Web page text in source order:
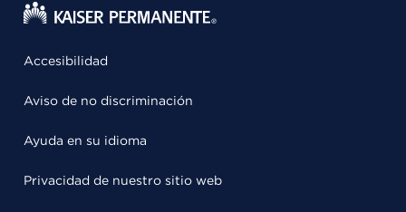
Accesibilidad
Aviso de no discriminación
Ayuda en su idioma
Privacidad de nuestro sitio web